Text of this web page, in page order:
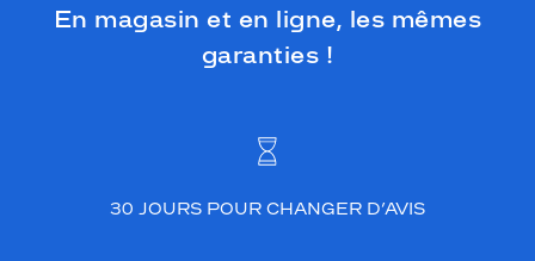
En magasin et en ligne, les mêmes
garanties !
30 JOURS POUR CHANGER D’AVIS